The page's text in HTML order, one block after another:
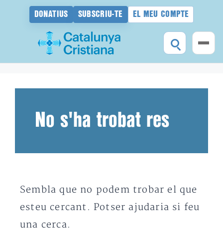
DONATIUS SUBSCRIU-TE EL MEU COMPTE
No s'ha trobat res
Sembla que no podem trobar el que
esteu cercant. Potser ajudaria si feu
una cerca.